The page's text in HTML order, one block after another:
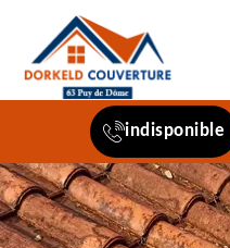
indisponible